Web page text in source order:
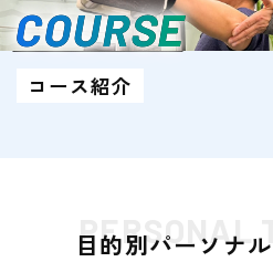
COURSE
コース紹介
PERSONAL
目的別パーソナ